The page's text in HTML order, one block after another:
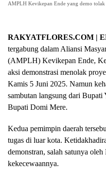
AMPLH Kevikepan Ende yang demo tolak
RAKYATFLORES.COM |
tergabung dalam Aliansi
(AMPLH) Kevikepan Ende,
aksi demonstrasi menolak
Kamis 5 Juni 2025. Namun
sambutan langsung dari Bupati
Bupati Domi Mere.
Kedua pemimpin daerah
tugas di luar kota.
demonstran, salah satunya
kekecewaannya.